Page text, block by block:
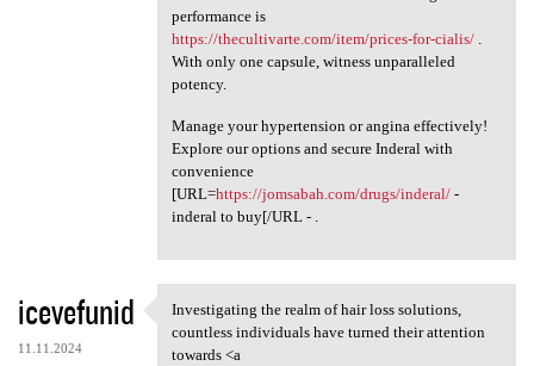
performance is
https://thecultivarte.com/item/prices-for-cialis/.
With only one capsule, witness unparalleled
potency.
Manage your hypertension or angina effectively!
Explore our options and secure Inderal with
convenience
[URL=https://jomsabah.com/drugs/inderal/-
inderal to buy[/URL - .
icevefunid
11.11.2024
Investigating the realm of
Investigating the realm of hair loss solutions,
countless individuals have turned their attention
towards <a